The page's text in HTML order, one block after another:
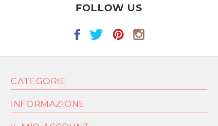
FOLLOW US
CATEGORIE
INFORMAZIONE